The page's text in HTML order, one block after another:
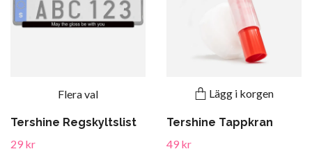
Flera val
Tershine Regskyltslist
29 kr
Lägg i korgen
Tershine Tappkran
49 kr